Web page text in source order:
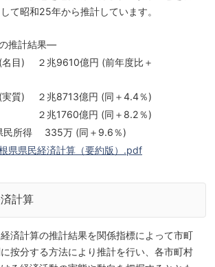
て昭和25年から推計しています。
推計結果―
名目) ２兆9610億円 (前年度比＋
実質) ２兆8713億円 (同＋4.4％)
得
２兆1760億円 (同＋8.2％)
民所得
335万 (同＋9.6％)
県県民経済計算（要約版）.pdf
計算
済計算の推計結果を関係指標によって市町
按分する方法により推計を行い、各市町村